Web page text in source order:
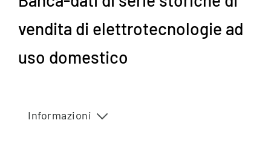
vendita di elettrotecnologie ad
uso domestico
Informazioni